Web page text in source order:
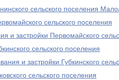
сельского поселения
сельского поселения
и застройки Первомайского
сельского поселения
и застройки Губкинского
сельского поселения